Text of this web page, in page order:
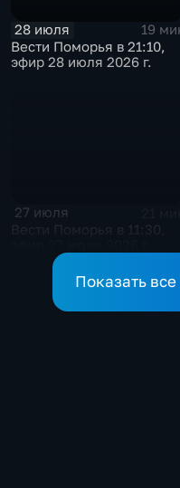
28 июля
19
Вести Поморья в 21:10,
эфир 28 июля 2026 г.
27 июля
Показать